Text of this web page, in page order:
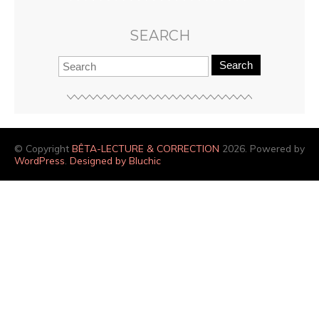
SEARCH
Search
© Copyright BÊTA-LECTURE & CORRECTION 2026. Powered by
WordPress Designed by Bluchic